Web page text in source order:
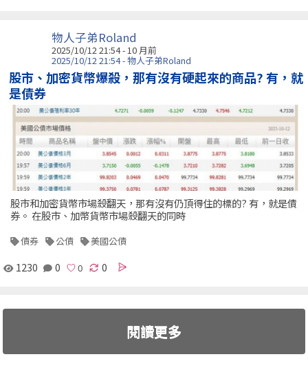
物人子弟Roland
2025/10/12 21:54 - 10 月前
2025/10/12 21:54 - 物人子弟Roland
股市、加密貨幣爆殺，那有沒有硬起來的商品? 有，就
是債券
股市和加密貨幣市場殺翻天，那有沒有仍頂得住的標的? 有，就是債
券。 在股市、加幣貨幣市場殺翻天的同時
債券 公債 美國公債
1230 0 0
閱讀更多